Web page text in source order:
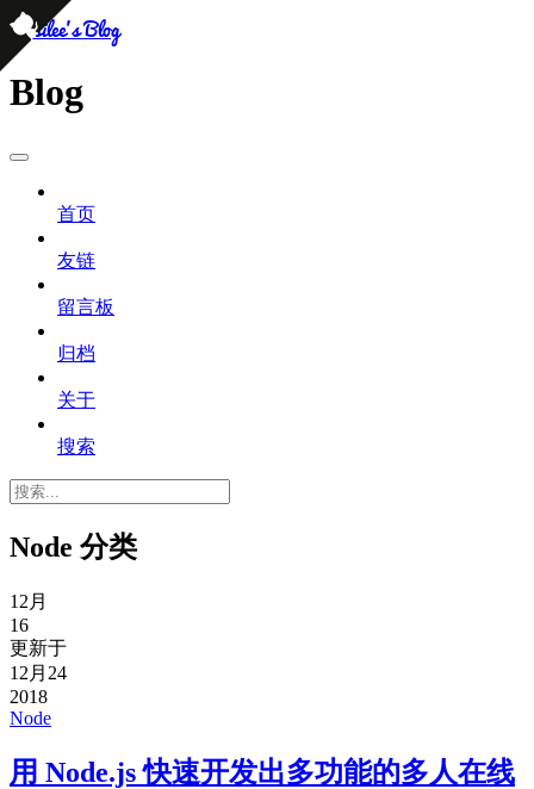
persilee's Blog
Blog
首页
友链
留言板
归档
关于
搜索
Node 分类
12月
16
更新于
12月24
2018
Node
用 Node.js 快速开发出多功能的多人在线